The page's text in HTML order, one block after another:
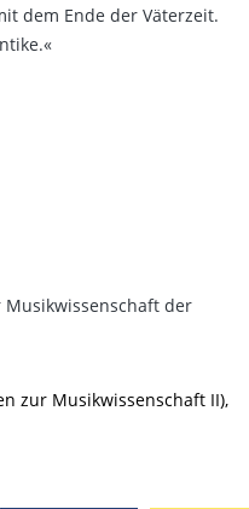
dem Ende der Väterzeit.
der
zur Musikwissenschaft II),